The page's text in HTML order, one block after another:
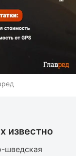
известно
шведская